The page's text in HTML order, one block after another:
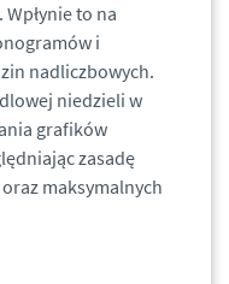
to na
i
nadliczbowych.
niedzieli w
grafików
zasadę
maksymalnych